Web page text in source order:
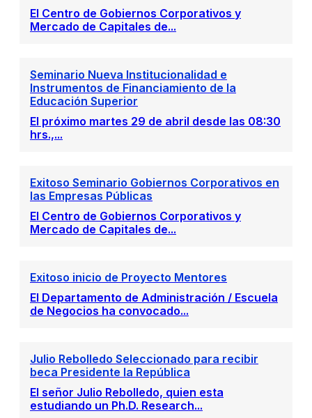
El Centro de Gobiernos Corporativos y
Mercado de Capitales de...
Seminario Nueva Institucionalidad e
Instrumentos de Financiamiento de la
Educación Superior
El próximo martes 29 de abril desde las 08:30
hrs.,...
Exitoso Seminario Gobiernos Corporativos en
las Empresas Públicas
El Centro de Gobiernos Corporativos y
Mercado de Capitales de...
Exitoso inicio de Proyecto Mentores
El Departamento de Administración / Escuela
de Negocios ha convocado...
Julio Rebolledo Seleccionado para recibir
beca Presidente la República
El señor Julio Rebolledo, quien esta
estudiando un Ph.D. Research...